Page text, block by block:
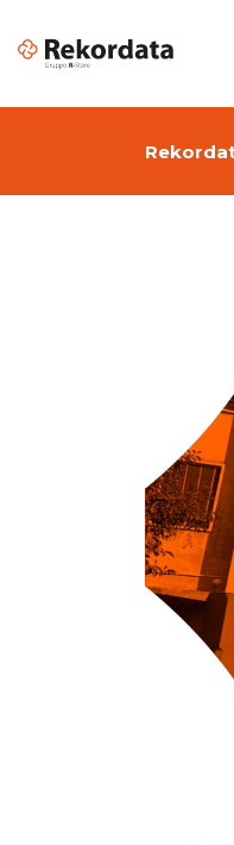
Software di
Cloud Services
Digital
Cyber Security:
informatica